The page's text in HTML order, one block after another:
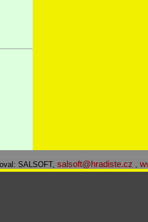
SALSOFT, salsoft@hradiste.cz ,